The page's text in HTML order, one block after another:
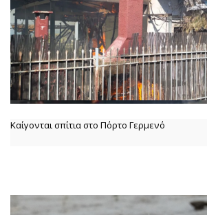
Καίγονται σπίτια στο Πόρτο Γερμενό